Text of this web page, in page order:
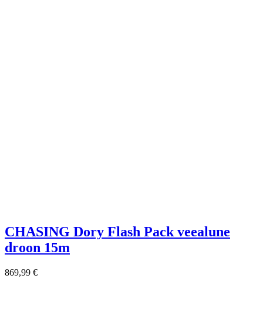
CHASING Dory Flash Pack veealune
droon 15m
869,99 €